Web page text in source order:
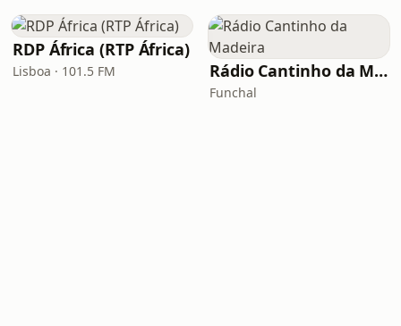
RDP África (RTP África)
Lisboa · 101.5 FM Rádio Cantinho da Madeira
Funchal